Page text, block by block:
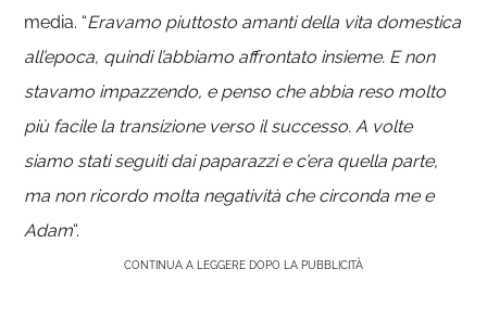
media. “Eravamo piuttosto amanti della vita domestica
all’epoca, quindi l’abbiamo affrontato insieme. E non
stavamo impazzendo, e penso che abbia reso molto
più facile la transizione verso il successo. A volte
siamo stati seguiti dai paparazzi e c’era quella parte,
ma non ricordo molta negatività che circonda me e
Adam“.
CONTINUA A LEGGERE DOPO LA PUBBLICITÀ